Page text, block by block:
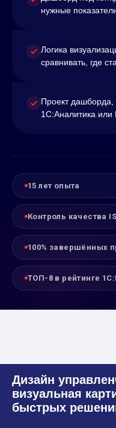
нужные
Логика
сравнивать, где
Проект дашборда,
1С:Аналитика или
15 лет опыта
Контроль качества
100% завершённых
ТОП-8 в рейтинге
Дизайн
визуальная
быстрых